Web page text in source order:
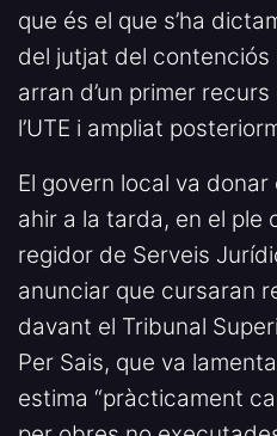
que és el que s’ha
del jutjat del contenciós
arran d’un primer
l’UTE i ampliat
El govern local va
ahir a la tarda, en el ple
regidor de Serveis
anunciar que cursaran
davant el Tribunal
Per Sais, que va
estima “pràcticament